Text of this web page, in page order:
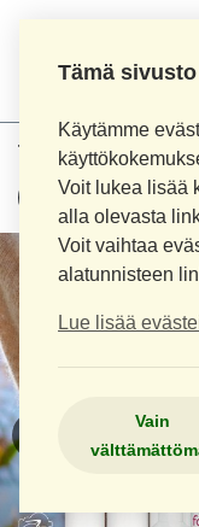
Tämä
Käytämme
Voit lukea lisää
alla olevasta
Voit vaihtaa
alatunnisteen
Lue lisää
Vain
Tuotehaku: